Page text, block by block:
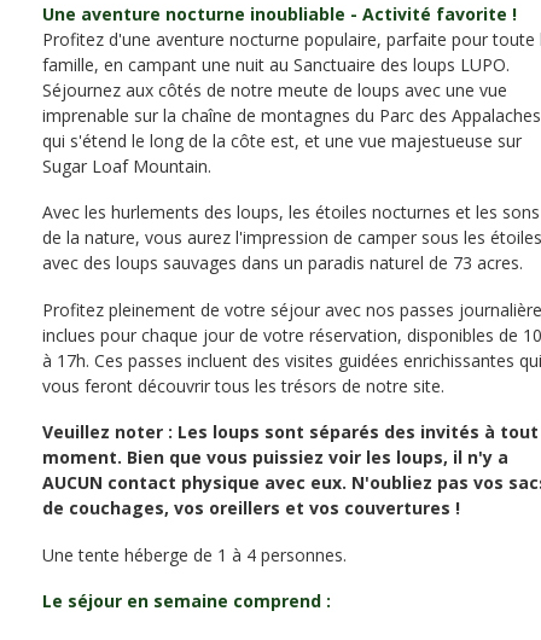
Une aventure nocturne inoubliable - Activité favorite !
Profitez d'une aventure nocturne populaire, parfaite pour toute
famille, en campant une nuit au Sanctuaire des loups LUPO.
Séjournez aux côtés de notre meute de loups avec une vue
imprenable sur la chaîne de montagnes du Parc des
qui s'étend le long de la côte est, et une vue majestueuse sur
Sugar Loaf Mountain.
Avec les hurlements des loups, les étoiles nocturnes et les sons
de la nature, vous aurez l'impression de camper sous les étoiles
avec des loups sauvages dans un paradis naturel de 73 acres.
Profitez pleinement de votre séjour avec nos passes
inclues pour chaque jour de votre réservation, disponibles de
à 17h. Ces passes incluent des visites guidées enrichissantes qui
vous feront découvrir tous les trésors de notre site.
Veuillez noter : Les loups sont séparés des invités à tout
moment. Bien que vous puissiez voir les loups, il n'y a
AUCUN contact physique avec eux. N'oubliez pas vos
de couchages, vos oreillers et vos couvertures !
Une tente héberge de 1 à 4 personnes.
Le séjour en semaine comprend :